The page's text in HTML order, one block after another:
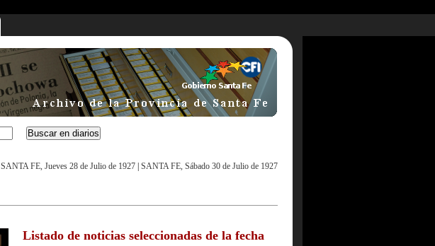
SANTA FE, Jueves 28 de Julio de 1927 SANTA FE, Sábado 30 de Julio de 1927
Listado de noticias seleccionadas de la fecha